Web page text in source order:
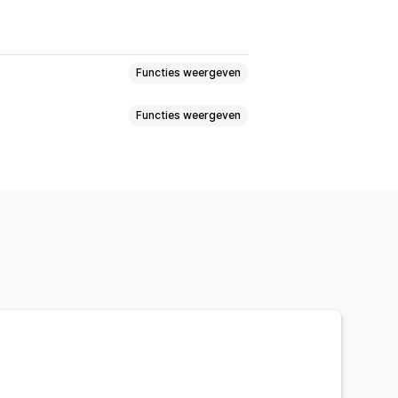
Functies weergeven
Functies weergeven